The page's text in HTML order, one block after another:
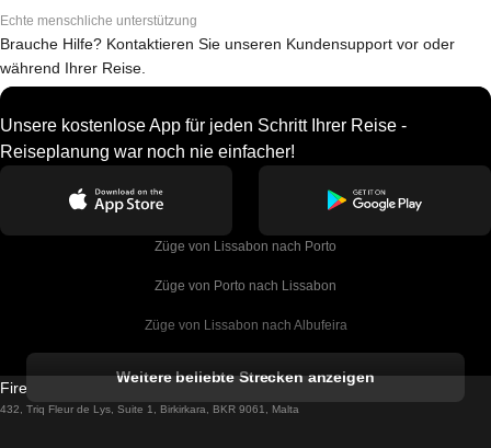
Echte menschliche unterstützung
Brauche Hilfe? Kontaktieren Sie unseren Kundensupport vor oder
während Ihrer Reise.
Unsere kostenlose App für jeden Schritt Ihrer Reise -
Reiseplanung war noch nie einfacher!
Züge von Lissabon nach Porto
Züge von Porto nach Lissabon
Züge von Lissabon nach Albufeira
Züge von Lissabon nach Lagos
Weitere beliebte Strecken anzeigen
Firebird GT Limited (OC 1451)
432, Triq Fleur de Lys, Suite 1, Birkirkara, BKR 9061, Malta